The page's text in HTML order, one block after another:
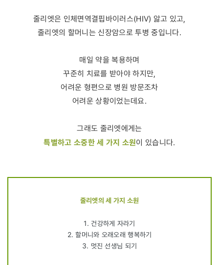
줄리엣은 인체면역결핍바이러스(HIV) 앓고 있고,
줄리엣의 할머니는 신장암으로 투병 중입니다.
매일 약을 복용하며
꾸준히 치료를 받아야 하지만,
어려운 형편으로 병원 방문조차
어려운 상황이었는데요.
그래도 줄리엣에게는
특별하고 소중한 세 가지 소원이 있습니다.
줄리엣의 세 가지 소원
1. 건강하게 자라기
2. 할머니와 오래오래 행복하기
3. 멋진 선생님 되기